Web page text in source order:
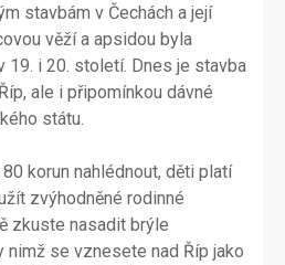
stavbám v Čechách a její
věží a apsidou byla
19. i 20. století. Dnes je stavba
ale i připomínkou dávné
státu.
korun nahlédnout, děti platí
zvýhodněné rodinné
zkuste nasadit brýle
nimž se vznesete nad Říp jako